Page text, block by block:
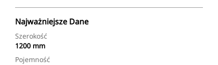
Najważniejsze Dane
Szerokość
1200 mm
Pojemność